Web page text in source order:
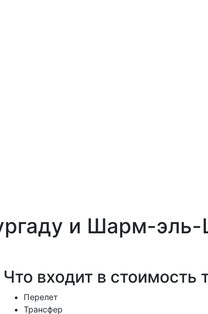
и Шарм-
Что входит в стоимость
Перелет
Трансфер